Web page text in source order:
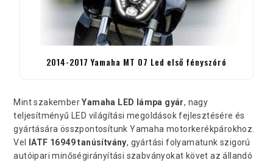
2014-2017 Yamaha MT 07 Led első fényszóró
Mint szakemberYamaha LED lámpa gyár, nagy
teljesítményű LED világítási megoldások fejlesztésére és
gyártására összpontosítunk Yamaha motorkerékpárokhoz.
Vel
IATF 16949 tanúsítvány, gyártási folyamatunk szigorú
autóipari minőségirányítási szabványokat követ az állandó